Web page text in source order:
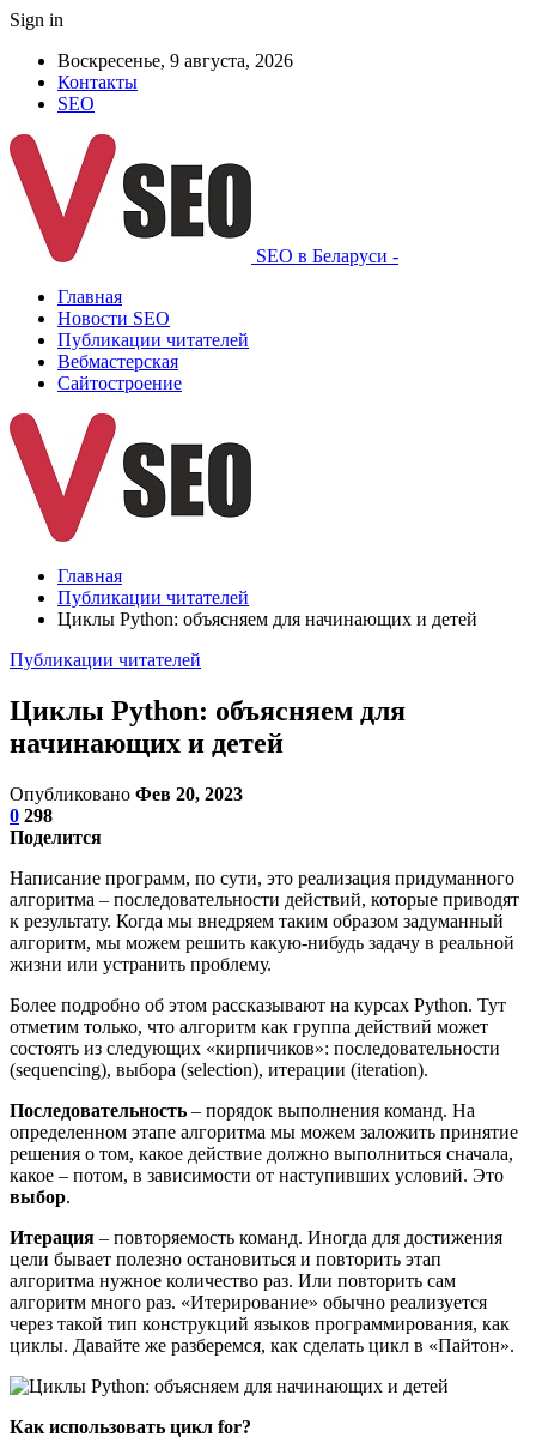
Sign in
Воскресенье, 9 августа, 2026
Контакты
SEO
SEO в Беларуси -
Главная
Новости SEO
Публикации читателей
Вебмастерская
Сайтостроение
Главная
Публикации читателей
Циклы Python: объясняем для начинающих и детей
Публикации читателей
Циклы Python: объясняем для
начинающих и детей
Опубликовано Фев 20, 2023
0 298
Поделится
Написание программ, по сути, это реализация придуманного
алгоритма – последовательности действий, которые приводят
к результату. Когда мы внедряем таким образом задуманный
алгоритм, мы можем решить какую-нибудь задачу в реальной
жизни или устранить проблему.
Более подробно об этом рассказывают на курсах Python. Тут
отметим только, что алгоритм как группа действий может
состоять из следующих «кирпичиков»: последовательности
(sequencing), выбора (selection), итерации (iteration).
Последовательность – порядок выполнения команд. На
определенном этапе алгоритма мы можем заложить принятие
решения о том, какое действие должно выполниться сначала,
какое – потом, в зависимости от наступивших условий. Это
выбор.
Итерация – повторяемость команд. Иногда для достижения
цели бывает полезно остановиться и повторить этап
алгоритма нужное количество раз. Или повторить сам
алгоритм много раз. «Итерирование» обычно реализуется
через такой тип конструкций языков программирования, как
циклы. Давайте же разберемся, как сделать цикл в «Пайтон».
Как использовать цикл for?